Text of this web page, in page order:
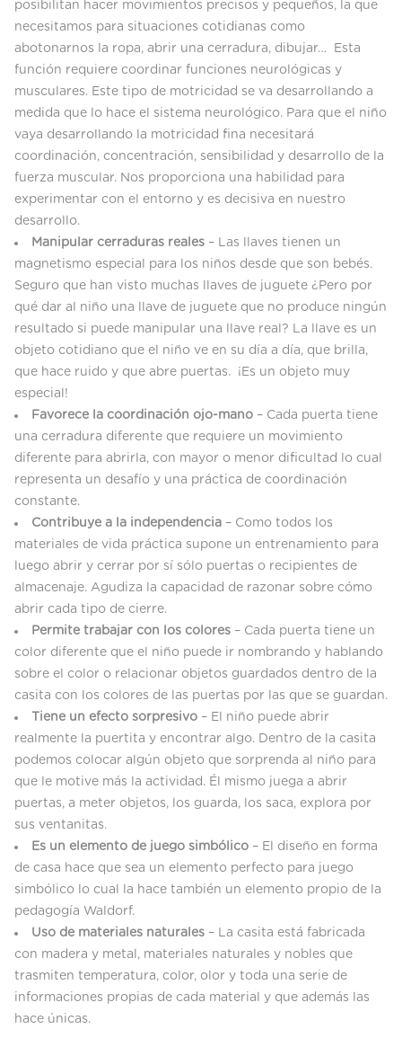
posibilitan hacer movimientos precisos y pequeños, la que
necesitamos para situaciones cotidianas como
abotonarnos la ropa, abrir una cerradura, dibujar… Esta
función requiere coordinar funciones neurológicas y
musculares. Este tipo de motricidad se va desarrollando a
medida que lo hace el sistema neurológico. Para que el niño
vaya desarrollando la motricidad fina necesitará
coordinación, concentración, sensibilidad y desarrollo de la
fuerza muscular. Nos proporciona una habilidad para
experimentar con el entorno y es decisiva en nuestro
desarrollo.
Manipular cerraduras reales – Las llaves tienen un
magnetismo especial para los niños desde que son bebés.
Seguro que han visto muchas llaves de juguete ¿Pero por
qué dar al niño una llave de juguete que no produce ningún
resultado si puede manipular una llave real? La llave es un
objeto cotidiano que el niño ve en su día a día, que brilla,
que hace ruido y que abre puertas. ¡Es un objeto muy
especial!
Favorece la coordinación ojo-mano – Cada puerta tiene
una cerradura diferente que requiere un movimiento
diferente para abrirla, con mayor o menor dificultad lo cual
representa un desafío y una práctica de coordinación
constante.
Contribuye a la independencia – Como todos los
materiales de vida práctica supone un entrenamiento para
luego abrir y cerrar por sí sólo puertas o recipientes de
almacenaje. Agudiza la capacidad de razonar sobre cómo
abrir cada tipo de cierre.
Permite trabajar con los colores – Cada puerta tiene un
color diferente que el niño puede ir nombrando y hablando
sobre el color o relacionar objetos guardados dentro de la
casita con los colores de las puertas por las que se guardan.
Tiene un efecto sorpresivo – El niño puede abrir
realmente la puertita y encontrar algo. Dentro de la casita
podemos colocar algún objeto que sorprenda al niño para
que le motive más la actividad. Él mismo juega a abrir
puertas, a meter objetos, los guarda, los saca, explora por
sus ventanitas.
Es un elemento de juego simbólico – El diseño en forma
de casa hace que sea un elemento perfecto para juego
simbólico lo cual la hace también un elemento propio de la
pedagogía Waldorf.
Uso de materiales naturales – La casita está fabricada
con madera y metal, materiales naturales y nobles que
trasmiten temperatura, color, olor y toda una serie de
informaciones propias de cada material y que además las
hace únicas.